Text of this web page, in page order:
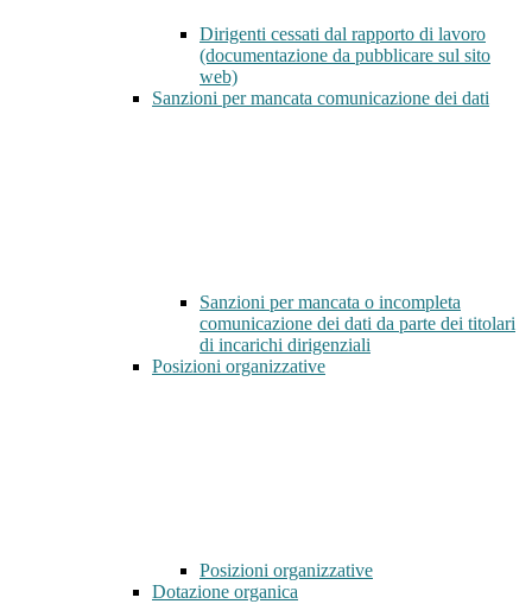
Dirigenti cessati dal rapporto di lavoro
(documentazione da pubblicare sul sito
web)
Sanzioni per mancata comunicazione dei dati
Sanzioni per mancata o incompleta
comunicazione dei dati da parte dei titolari
di incarichi dirigenziali
Posizioni organizzative
Posizioni organizzative
Dotazione organica